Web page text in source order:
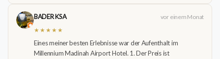
BADER KSA
vor einem Monat
★★★★★
Eines meiner besten Erlebnisse war der Aufenthalt im
Millennium Madinah Airport Hotel. 1. Der Preis ist